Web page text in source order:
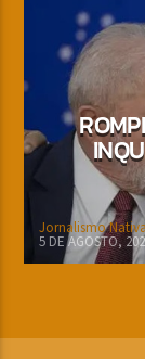
Jornalismo
5 DE AGOSTO,